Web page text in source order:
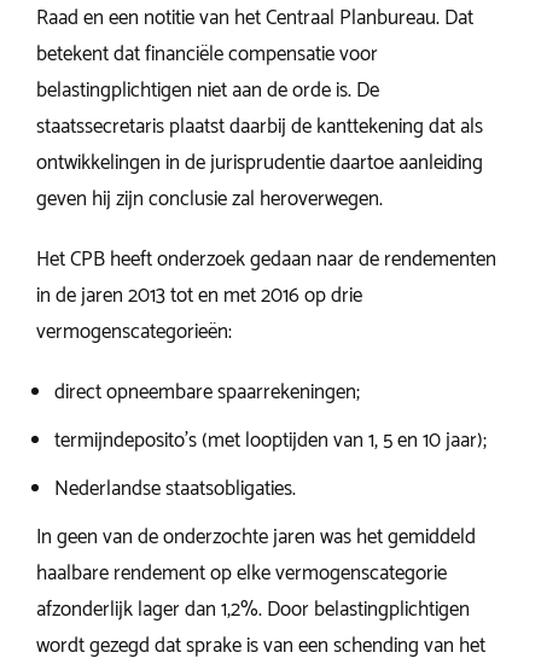
Raad en een notitie van het Centraal Planbureau. Dat
betekent dat financiële compensatie voor
belastingplichtigen niet aan de orde is. De
staatssecretaris plaatst daarbij de kanttekening dat als
ontwikkelingen in de jurisprudentie daartoe aanleiding
geven hij zijn conclusie zal heroverwegen.
Het CPB heeft onderzoek gedaan naar de rendementen
in de jaren 2013 tot en met 2016 op drie
vermogenscategorieën:
direct opneembare spaarrekeningen;
termijndeposito’s (met looptijden van 1, 5 en 10 jaar);
Nederlandse staatsobligaties.
In geen van de onderzochte jaren was het gemiddeld
haalbare rendement op elke vermogenscategorie
afzonderlijk lager dan 1,2%. Door belastingplichtigen
wordt gezegd dat sprake is van een schending van het